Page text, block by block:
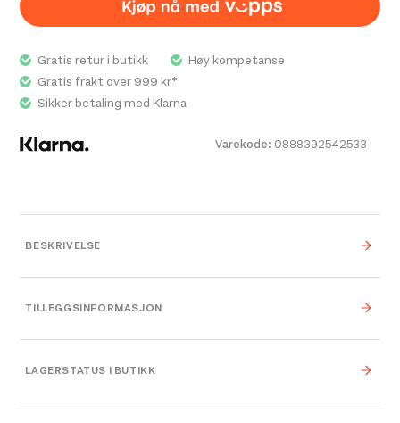
Varekode: 0888392542533
Gratis retur i butikk
Høy kompetanse
Gratis frakt over 999 kr*
Sikker betaling med Klarna
BESKRIVELSE
sikrere passform.
TILLEGGSINFORMASJON
0,000 × 0,000 × 0,000
LAGERSTATUS I BUTIKK